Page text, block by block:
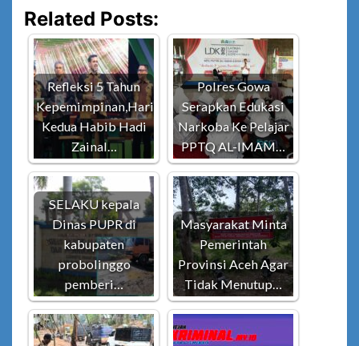
Related Posts:
Refleksi 5 Tahun
Kepemimpinan,Hari
Kedua Habib Hadi
Zainal…
Polres Gowa
Serapkan Edukasi
Narkoba Ke Pelajar
PPTQ AL-IMAM…
SELAKU kepala
Dinas PUPR di
kabupaten
probolinggo
pemberi…
Masyarakat Minta
Pemerintah
Provinsi Aceh Agar
Tidak Menutup…